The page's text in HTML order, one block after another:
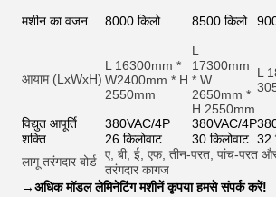
मशीन का वजन 8000 किलो 8500 किलो
आयाम (LxWxH)
L 16300mm *
W2400mm * H
2550mm
L
17300mm
* W
2650mm *
H 2550mm
L
विद्युत आपूर्ति 380VAC/4P 380VAC/4P
शक्ति
26 किलोवाट 30 किलोवाट 32
लागू तरंगदार बोर्ड ए, बी, ई, एफ, तीन-परत, पांच-परत
तरंगदार कागज
→अधिक मॉडल लेमिनेटिंग मशीनें कृपया हमसे संपर्क करें!